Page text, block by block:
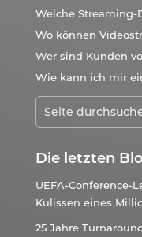
Welche Streaming-
Wo können
Wer sind Kunden
Wie kann ich mir
Die letzten
UEFA-Conference-
Kulissen eines
25 Jahre